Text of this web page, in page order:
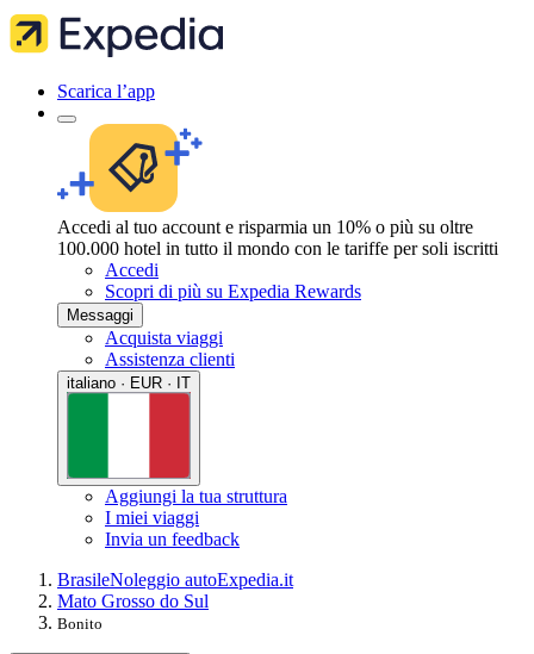
Scarica l’app
Accedi al tuo account e risparmia un 10% o più su oltre
100.000 hotel in tutto il mondo con le tariffe per soli iscritti
Accedi
Scopri di più su Expedia Rewards
Messaggi
Acquista viaggi
Assistenza clienti
italiano · EUR · IT
Aggiungi la tua struttura
I miei viaggi
Invia un feedback
BrasileNoleggio autoExpedia.it
Mato Grosso do Sul
Bonito